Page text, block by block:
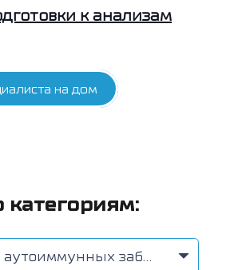
к анализам
на дом
категориям:
заболеваний (59)